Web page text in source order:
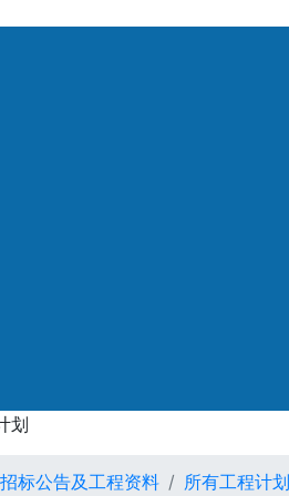
划
程计划
招标公告及工程资料 所有工程计划